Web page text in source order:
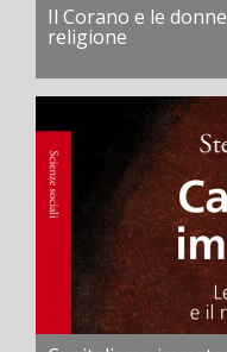
Il Corano e le
religione